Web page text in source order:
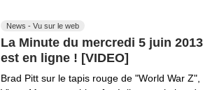
News - Vu sur le web
La Minute du mercredi 5 juin 2013
est en ligne ! [VIDEO]
Brad Pitt sur le tapis rouge de "World War Z",